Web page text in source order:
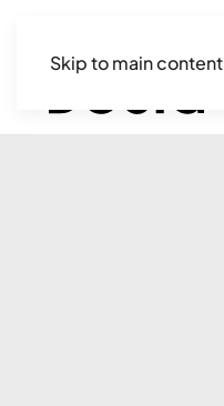
Skip to main content